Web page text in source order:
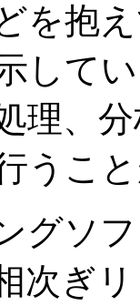
を抱
して
理、
うこ
ソフ
次ぎ